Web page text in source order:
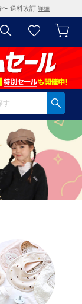
〜 送料改訂 詳細